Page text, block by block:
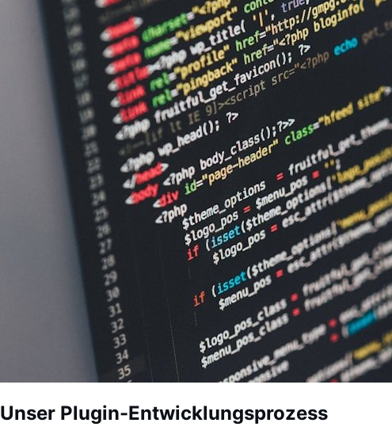
Unser Plugin-Entwicklungsprozess